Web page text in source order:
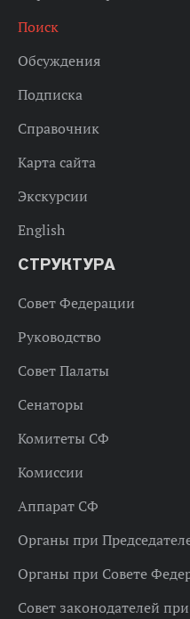
Поиск
Обсуждения
Подписка
Справочник
Карта сайта
Экскурсии
English
СТРУКТУРА
Совет Федерации
Руководство
Совет Палаты
Сенаторы
Комитеты СФ
Комиссии
Аппарат СФ
Органы при
Органы при Совете
Совет законодателей